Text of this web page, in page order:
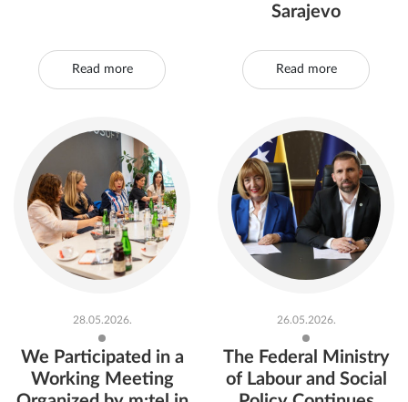
Read more
Sarajevo
Read more
28.05.2026.
We Participated in a
Working Meeting
26.05.2026.
The Federal Ministry
of Labour and Social